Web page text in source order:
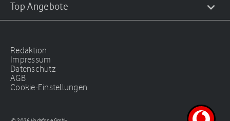
Top Angebote
Redaktion
Impressum
Datenschutz
AGB
Cookie-Einstellungen